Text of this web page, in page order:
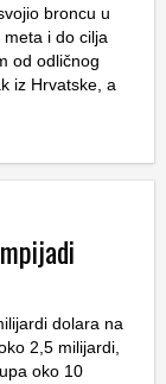
broncu u
i do cilja
od odličnog
iz Hrvatske, a
dolara na
2,5 milijardi,
oko 10